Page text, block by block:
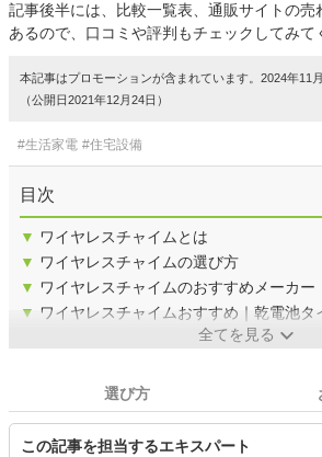
記事後半には、比較一覧表、通販サイトの売
あるので、口コミや評判もチェックしてみて
本記事はプロモーションが含まれています。2024年11
（公開日2021年12月24日）
#生活家電 #住宅設備
目次
▼ ワイヤレスチャイムとは
▼ ワイヤレスチャイムの選び方
▼ ワイヤレスチャイムのおすすめメーカー
▼ ワイヤレスチャイムおすすめ｜乾電池タ
全てを見る
選び方
この記事を担当するエキスパート